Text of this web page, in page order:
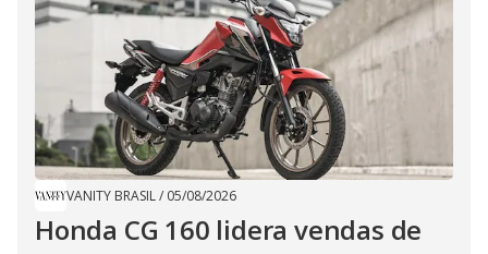
VANITY BRASIL/ 05/08/2026
Honda CG 160 lidera vendas de